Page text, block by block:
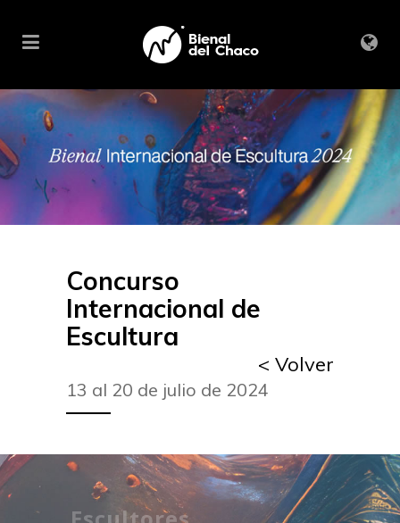
Concurso
Internacional de
Escultura
< Volver
13 al 20 de julio de 2024